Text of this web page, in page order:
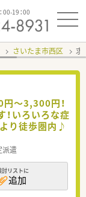
00-19：00
さいたま市西区 求
～3,300円！
いろいろな症
り徒歩圏内♪
派遣
討リストに
追加